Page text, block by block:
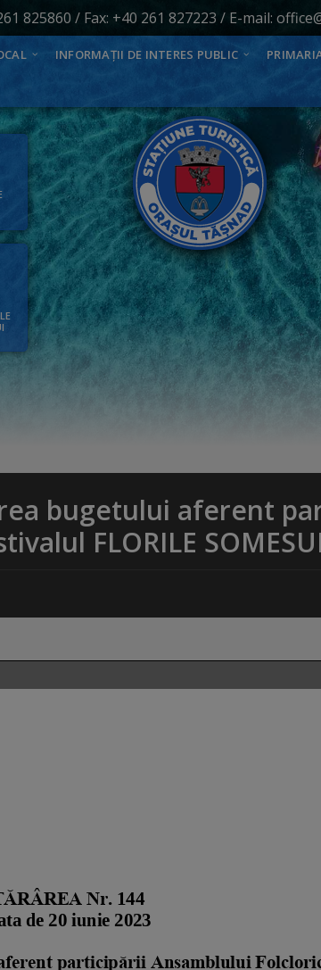
825860 / Fax: +40 261 827223 / E-mail:
INFORMAȚII DE INTERES PUBLIC
bugetului aferent
FLORILE